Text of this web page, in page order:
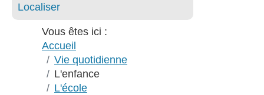
Localiser
Vous êtes ici :
Accueil
Vie quotidienne
L'enfance
L'école